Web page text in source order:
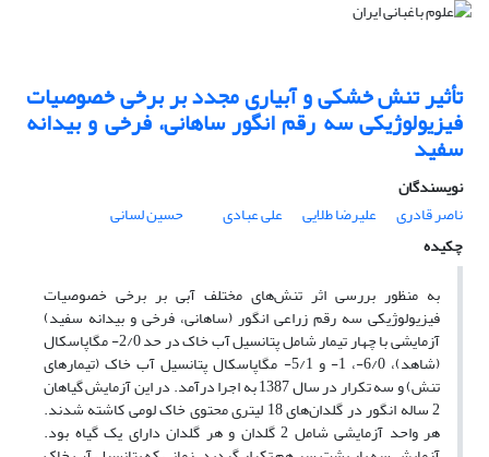
تأثیر تنش خشکی و آبیاری مجدد بر برخی خصوصیات
فیزیولوژیکی سه رقم انگور ساهانی، فرخی و بیدانه
سفید
نویسندگان
ناصر قادری
علیرضا طلایی علی عبادی
حسین لسانی
چکیده
به منظور بررسی اثر تنش‌های مختلف آبی بر برخی خصوصیات
فیزیولوژیکی سه رقم زراعی انگور (ساهانی، فرخی و بیدانه سفید)
آزمایشی با چهار تیمار شامل پتانسیل آب خاک در حد 2/0- مگاپاسکال
(شاهد)، 6/0-، 1- و 5/1- مگاپاسکال پتانسیل آب خاک (تیمارهای
تنش) و سه تکرار در سال 1387 به اجرا درآمد. در این آزمایش گیاهان
2 ساله انگور در گلدان‌های 18 لیتری محتوی خاک لومی کاشته شدند.
هر واحد آزمایشی شامل 2 گلدان و هر گلدان دارای یک گیاه بود.